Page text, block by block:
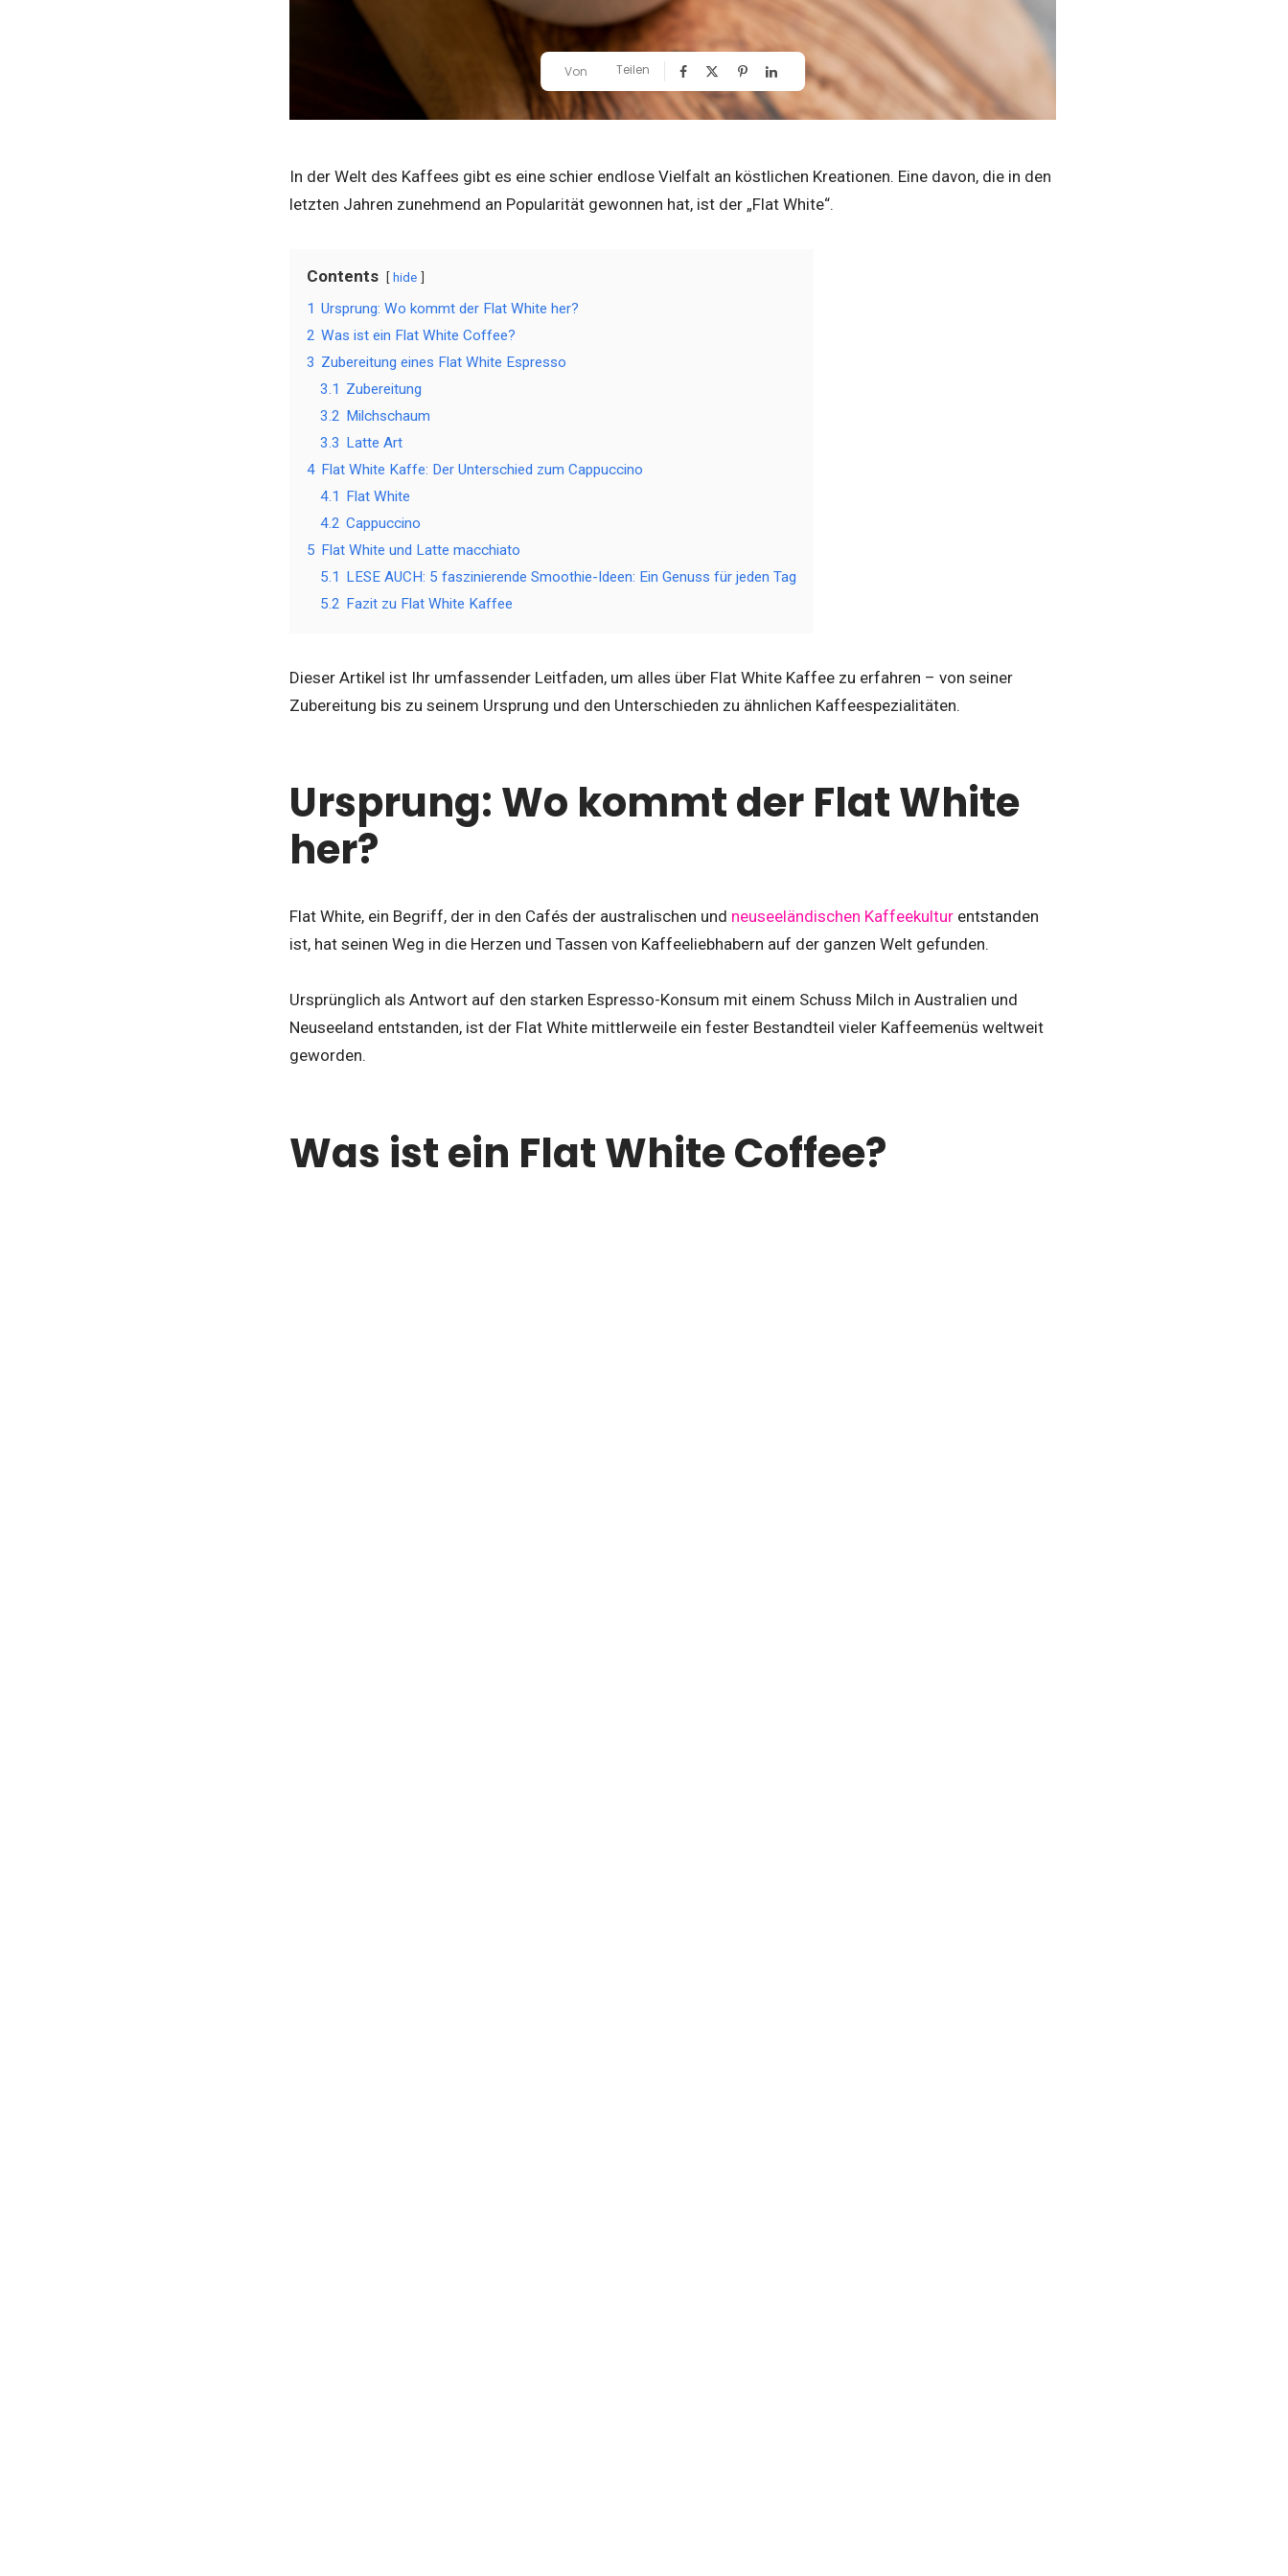
Von Teilen
In der Welt des Kaffees gibt es eine schier endlose Vielfalt an köstlichen Kreationen. Eine davon, die in den
letzten Jahren zunehmend an Popularität gewonnen hat, ist der „Flat White“.
Contents hide
1 Ursprung: Wo kommt der Flat White her?
2 Was ist ein Flat White Coffee?
3 Zubereitung eines Flat White Espresso
3.1 Zubereitung
3.2 Milchschaum
3.3 Latte Art
4 Flat White Kaffe: Der Unterschied zum Cappuccino
4.1 Flat White
4.2 Cappuccino
5 Flat White und Latte macchiato
5.1 LESE AUCH: 5 faszinierende Smoothie-Ideen: Ein Genuss für jeden Tag
5.2 Fazit zu Flat White Kaffee
Dieser Artikel ist Ihr umfassender Leitfaden, um alles über Flat White Kaffee zu erfahren – von seiner
Zubereitung bis zu seinem Ursprung und den Unterschieden zu ähnlichen Kaffeespezialitäten.
Ursprung: Wo kommt der Flat White
her?
Flat White, ein Begriff, der in den Cafés der australischen und neuseeländischen Kaffeekultur entstanden
ist, hat seinen Weg in die Herzen und Tassen von Kaffeeliebhabern auf der ganzen Welt gefunden.
Ursprünglich als Antwort auf den starken Espresso-Konsum mit einem Schuss Milch in Australien und
Neuseeland entstanden, ist der Flat White mittlerweile ein fester Bestandteil vieler Kaffeemenüs weltweit
geworden.
Was ist ein Flat White Coffee?